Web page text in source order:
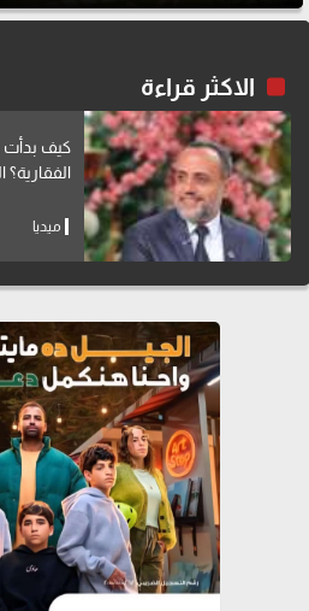
الاكثر قراءة
كيف بدأت
ميديا